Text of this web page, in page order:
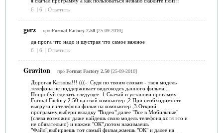
6
| 6 | Ответить
gerz про Format Factory 2.50[25-09-2010]
да прога что надо и шустрая что самое важное
6
| 6 | Ответить
Graviton про Format Factory 2.50[25-09-2010]
Дорогая Катюша!!! (((-: Судя по твоим словам - твоя модель
телефона не поддерживает видеокодек данного фильма...
Попробуй сделать следущее: 1.Скачай и установи прогамму
Format Factory 2.50 на свой компьютер ,2.При необходимости
выгрузи из телефона фильм на компьютер ,3.Открой
программу,выбери вкладку "Видео",далее "Все в Мобильные"
(слева возможно даже найдешь свою модель телефона,хотя это и
не обязательно) и нажми "ОК",потом нажимаешь
"Файл",выбираешь тот самый фильм,жмешь "ОК" и далее на